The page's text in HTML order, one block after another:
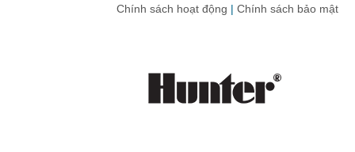
Chính sách hoạt động | Chính sách bảo mật